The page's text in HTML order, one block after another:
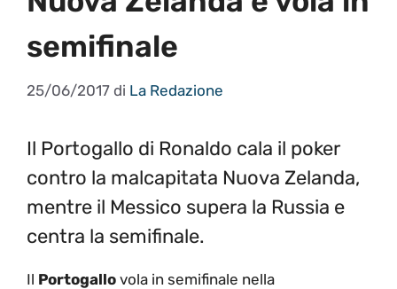
semifinale
25/06/2017 di La Redazione
Il Portogallo di Ronaldo cala il poker
contro la malcapitata Nuova Zelanda,
mentre il Messico supera la Russia e
centra la semifinale.
Il Portogallo vola in semifinale nella